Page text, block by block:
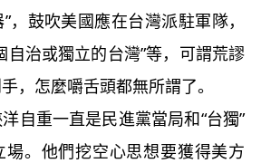
，鼓吹美國應在台灣派駐軍隊，
自治或獨立的台灣”等，可謂荒謬
，怎麼嚼舌頭都無所謂了。
重一直是民進黨當局和“台獨”
場。他們挖空心思想要獲得美方